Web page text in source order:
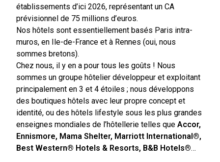
établissements d’ici 2026, représentant un CA
prévisionnel de 75 millions d’euros.
Nos hôtels sont essentiellement basés Paris intra-
muros, en Ile-de-France et à Rennes (oui, nous
sommes bretons).
Chez nous, il y en a pour tous les goûts ! Nous
sommes un groupe hôtelier développeur et exploitant
principalement en 3 et 4 étoiles ; nous développons
des boutiques hôtels avec leur propre concept et
identité, ou des hôtels lifestyle sous les plus grandes
enseignes mondiales de l’hôtellerie telles que Accor,
Ennismore, Mama Shelter, Marriott International®,
Best Western® Hotels & Resorts, B&B Hotels®…